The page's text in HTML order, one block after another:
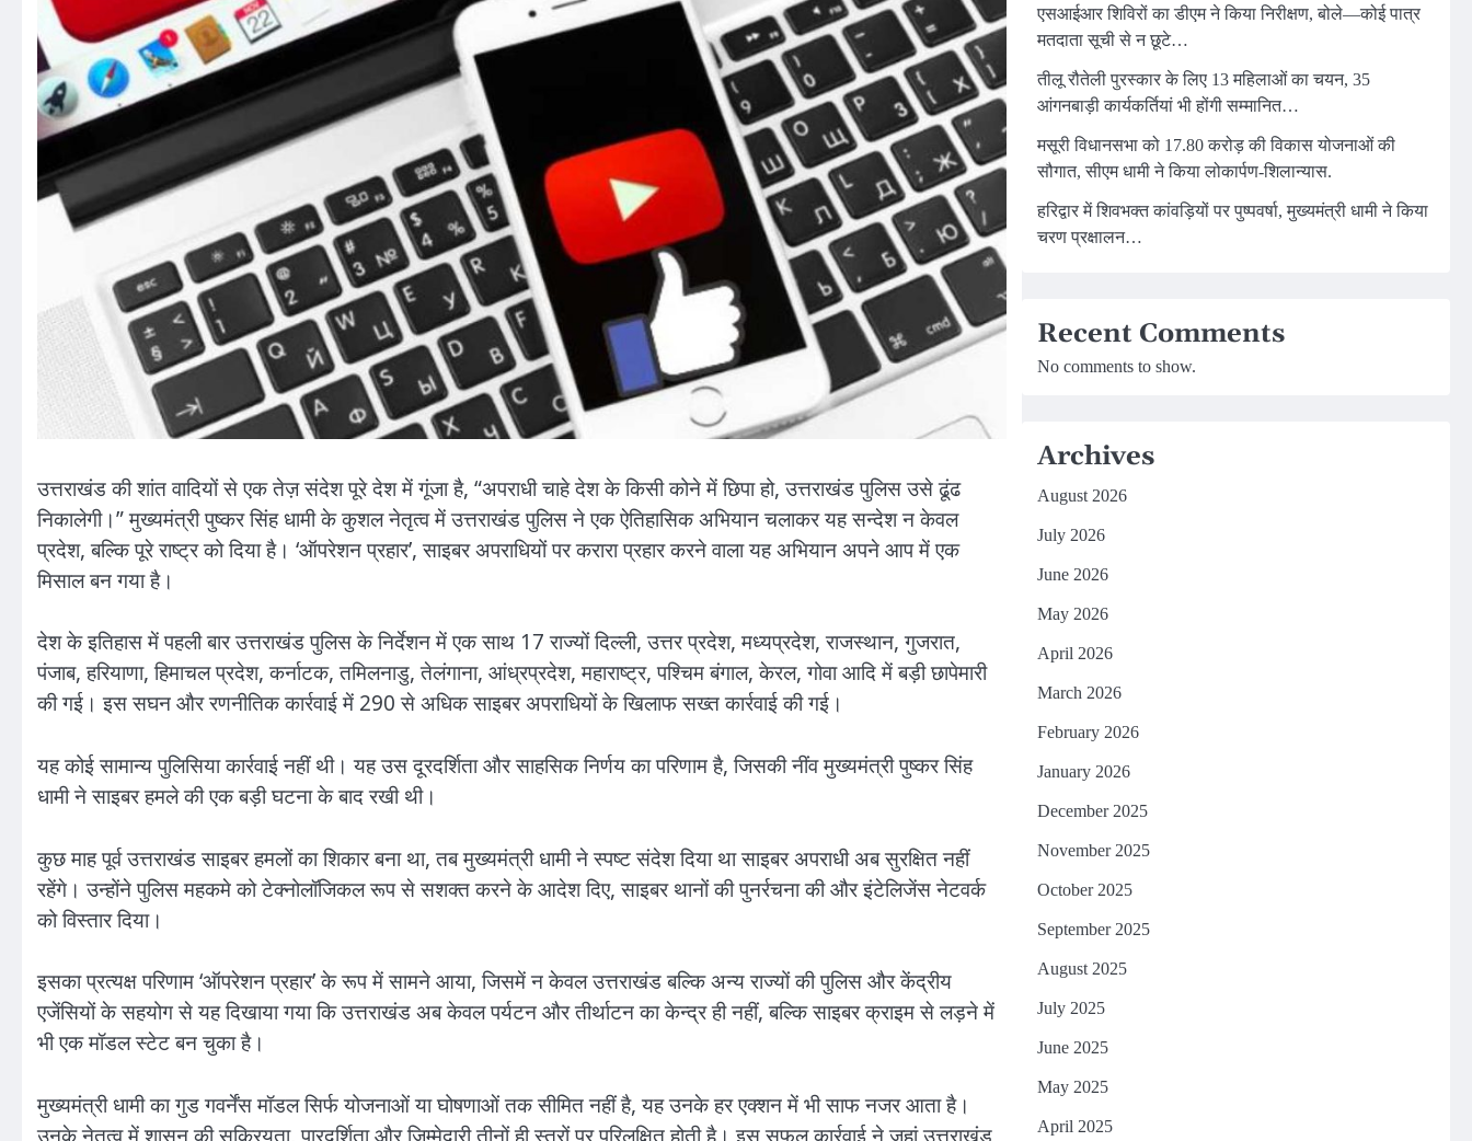
उत्तराखंड की शांत वादियों से एक तेज़ संदेश पूरे देश में गूंजा है, “अपराधी चाहे देश के किसी कोने में छिपा हो, उत्तराखंड पुलिस उसे ढूंढ
निकालेगी।” मुख्यमंत्री पुष्कर सिंह धामी के कुशल नेतृत्व में उत्तराखंड पुलिस ने एक ऐतिहासिक अभियान चलाकर यह सन्देश न केवल
प्रदेश, बल्कि पूरे राष्ट्र को दिया है। ‘ऑपरेशन प्रहार’, साइबर अपराधियों पर करारा प्रहार करने वाला यह अभियान अपने आप में एक
मिसाल बन गया है।
देश के इतिहास में पहली बार उत्तराखंड पुलिस के निर्देशन में एक साथ 17 राज्यों दिल्ली, उत्तर प्रदेश, मध्यप्रदेश, राजस्थान, गुजरात,
पंजाब, हरियाणा, हिमाचल प्रदेश, कर्नाटक, तमिलनाडु, तेलंगाना, आंध्रप्रदेश, महाराष्ट्र, पश्चिम बंगाल, केरल, गोवा आदि में बड़ी छापेमारी
की गई। इस सघन और रणनीतिक कार्रवाई में 290 से अधिक साइबर अपराधियों के खिलाफ सख्त कार्रवाई की गई।
यह कोई सामान्य पुलिसिया कार्रवाई नहीं थी। यह उस दूरदर्शिता और साहसिक निर्णय का परिणाम है, जिसकी नींव मुख्यमंत्री पुष्कर सिंह
धामी ने साइबर हमले की एक बड़ी घटना के बाद रखी थी।
कुछ माह पूर्व उत्तराखंड साइबर हमलों का शिकार बना था, तब मुख्यमंत्री धामी ने स्पष्ट संदेश दिया था साइबर अपराधी अब सुरक्षित नहीं
रहेंगे। उन्होंने पुलिस महकमे को टेक्नोलॉजिकल रूप से सशक्त करने के आदेश दिए, साइबर थानों की पुनर्रचना की और इंटेलिजेंस नेटवर्क
को विस्तार दिया।
इसका प्रत्यक्ष परिणाम ‘ऑपरेशन प्रहार’ के रूप में सामने आया, जिसमें न केवल उत्तराखंड बल्कि अन्य राज्यों की पुलिस और केंद्रीय
एजेंसियों के सहयोग से यह दिखाया गया कि उत्तराखंड अब केवल पर्यटन और तीर्थाटन का केन्द्र ही नहीं, बल्कि साइबर क्राइम से लड़ने में
भी एक मॉडल स्टेट बन चुका है।
मुख्यमंत्री धामी का गुड गवर्नेंस मॉडल सिर्फ योजनाओं या घोषणाओं तक सीमित नहीं है, यह उनके हर एक्शन में भी साफ नजर आता है।
उनके नेतृत्व में शासन की सक्रियता, पारदर्शिता और जिम्मेदारी तीनों ही स्तरों पर परिलक्षित होती है। इस सफल कार्रवाई ने जहां उत्तराखंड
एसआईआर शिविरों का डीएम ने किया निरीक्षण, बोले—कोई पात्र
मतदाता सूची से न छूटे…
तीलू रौतेली पुरस्कार के लिए 13 महिलाओं का चयन, 35
आंगनबाड़ी कार्यकर्तियां भी होंगी सम्मानित…
मसूरी विधानसभा को 17.80 करोड़ की विकास योजनाओं की
सौगात, सीएम धामी ने किया लोकार्पण-शिलान्यास.
हरिद्वार में शिवभक्त कांवड़ियों पर पुष्पवर्षा, मुख्यमंत्री धामी ने किया
चरण प्रक्षालन…
Recent Comments
No comments to show.
Archives
August 2026
July 2026
June 2026
May 2026
April 2026
March 2026
February 2026
January 2026
December 2025
November 2025
October 2025
September 2025
August 2025
July 2025
June 2025
May 2025
April 2025